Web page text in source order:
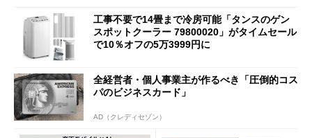
工事不要で14畳まで冷房可能「タンスのゲン
スポットクーラー 79800020」がタイムセール
で10％オフの5万3999円に
全経営者・個人事業主が作るべき「圧倒的コス
パのビジネスカード」
AD（クレディセゾン）